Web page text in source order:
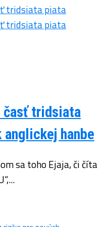
časť tridsiata
hanbe
sa toho Ejaja, či číta